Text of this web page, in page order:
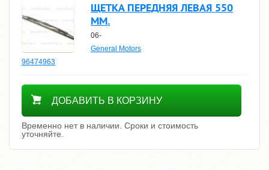
ЩЕТКА ПЕРЕДНЯЯ ЛЕВАЯ 550
MM.
06-
General Motors
96474963
Уточнить цену
ДОБАВИТЬ В КОРЗИНУ
Временно нет в наличии. Сроки и стоимость
уточняйте.